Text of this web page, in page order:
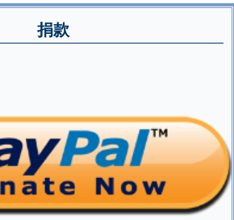
捐款